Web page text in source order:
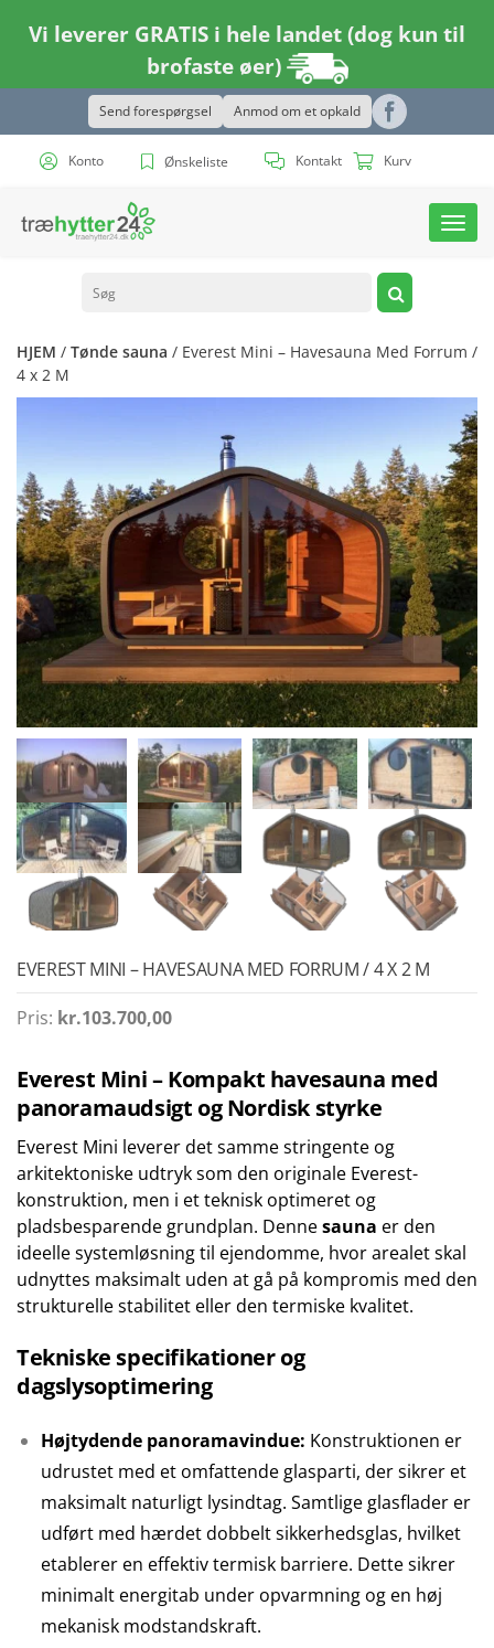
Vi leverer GRATIS i hele landet (dog kun til
brofaste øer)
Send forespørgsel Anmod om et opkald
Konto Ønskeliste Kontakt Kurv
HJEM / Tønde sauna / Everest Mini – Havesauna Med Forrum /
4 x 2 M
EVEREST MINI – HAVESAUNA MED FORRUM / 4 X 2 M
Pris: kr.103.700,00
Everest Mini – Kompakt havesauna med
panoramaudsigt og Nordisk styrke
Everest Mini leverer det samme stringente og
arkitektoniske udtryk som den originale Everest-
konstruktion, men i et teknisk optimeret og
pladsbesparende grundplan. Dennesauna er den
ideelle systemløsning til ejendomme, hvor arealet skal
udnyttes maksimalt uden at gå på kompromis med den
strukturelle stabilitet eller den termiske kvalitet.
Tekniske specifikationer og
dagslysoptimering
Højtydende panoramavindue: Konstruktionen er
udrustet med et omfattende glasparti, der sikrer et
maksimalt naturligt lysindtag. Samtlige glasflader er
udført med hærdet dobbelt sikkerhedsglas, hvilket
etablerer en effektiv termisk barriere. Dette sikrer
minimalt energitab under opvarmning og en høj
mekanisk modstandskraft.